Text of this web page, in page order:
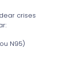
crises
N95)